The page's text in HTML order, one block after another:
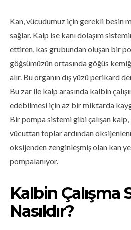
Kan, vücudumuz için gerekli besin
sağlar. Kalp ise kanı dolaşım
ettiren, kas grubundan oluşan bir
göğsümüzün ortasında göğüs
alır. Bu organın dış yüzü perikard
Bu zar ile kalp arasında kalbin
edebilmesi için az bir miktarda
Bir pompa sistemi gibi çalışan
vücuttan toplar ardından
oksijenden zenginleşmiş olan kan
pompalanıyor.
Kalbin Çalışma
Nasıldır?